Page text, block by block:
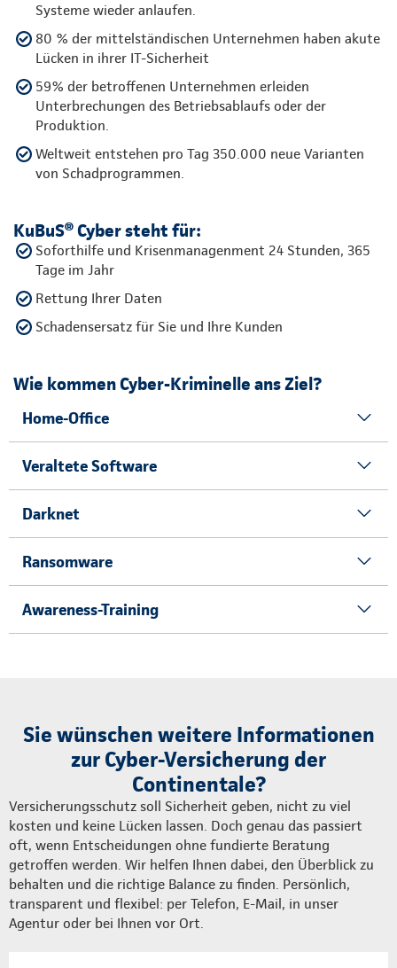
Systeme wieder anlaufen.
80 % der mittelständischen Unternehmen haben akute
Lücken in ihrer IT-Sicherheit
59% der betroffenen Unternehmen erleiden
Unterbrechungen des Betriebsablaufs oder der
Produktion.
Weltweit entstehen pro Tag 350.000 neue Varianten
von Schadprogrammen.
KuBuS® Cyber steht für:
Soforthilfe und Krisenmanagenment 24 Stunden, 365
Tage im Jahr
Rettung Ihrer Daten
Schadensersatz für Sie und Ihre Kunden
Wie kommen Cyber-Kriminelle ans Ziel?
Home-Office
Veraltete Software
Darknet
Ransomware
Awareness-Training
Sie wünschen weitere Informationen
zur Cyber-Versicherung der
Continentale?
Versicherungsschutz soll Sicherheit geben, nicht zu viel
kosten und keine Lücken lassen. Doch genau das passiert
oft, wenn Entscheidungen ohne fundierte Beratung
getroffen werden. Wir helfen Ihnen dabei, den Überblick zu
behalten und die richtige Balance zu finden. Persönlich,
transparent und flexibel: per Telefon, E-Mail, in unser
Agentur oder bei Ihnen vor Ort.